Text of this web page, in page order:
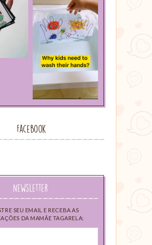
Facebook
Newsletter
SEU EMAIL E RECEBA AS
DA MAMÃE TAGARELA: